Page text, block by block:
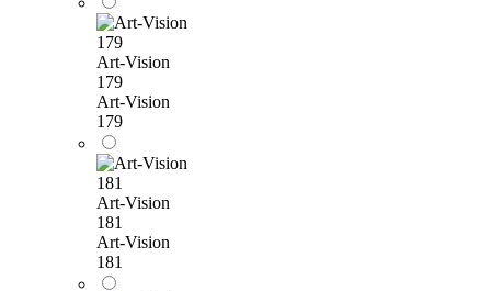
Art-Vision
179
Art-Vision
179
Art-Vision
181
Art-Vision
181